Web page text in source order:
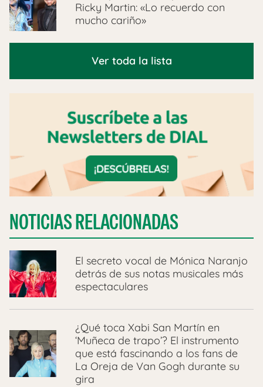
Ricky Martin: «Lo recuerdo con
mucho cariño»
Ver toda la lista
NOTICIAS RELACIONADAS
El secreto vocal de Mónica Naranjo
detrás de sus notas musicales más
espectaculares
¿Qué toca Xabi San Martín en
‘Muñeca de trapo’? El instrumento
que está fascinando a los fans de
La Oreja de Van Gogh durante su
gira